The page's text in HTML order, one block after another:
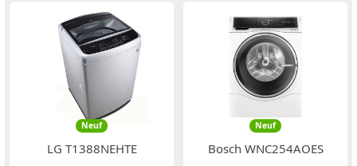
Neuf
LG T1388NEHTE
Neuf
Bosch WNC254AOES